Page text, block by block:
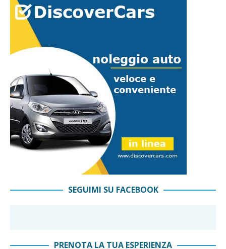
SEGUIMI SU FACEBOOK
PRENOTA LA TUA ESPERIENZA